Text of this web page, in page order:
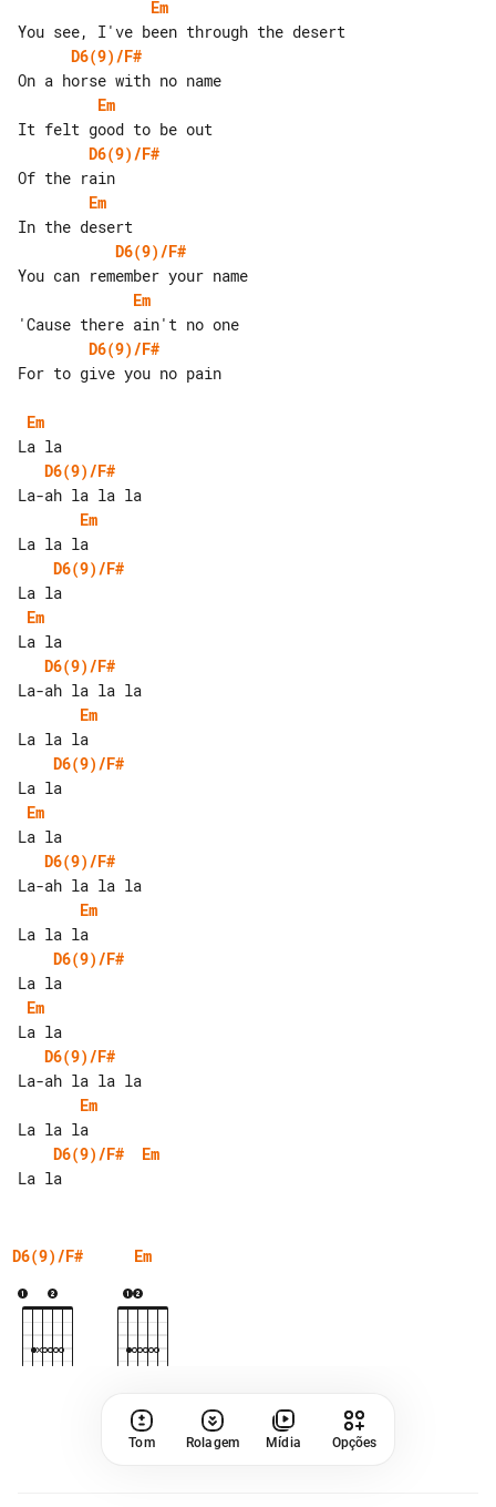
Em
D6(9)/F#
Em
D6(9)/F#
Em
D6(9)/F#
Em
D6(9)/F#
For to give you no pain
Em
D6(9)/F#
Em
D6(9)/F#
Em
D6(9)/F#
Em
D6(9)/F#
Em
D6(9)/F#
Em
D6(9)/F#
Em
D6(9)/F#
Em
D6(9)/F#
Em
D6(9)/F# Em
Tom Rolagem Mídia Opções